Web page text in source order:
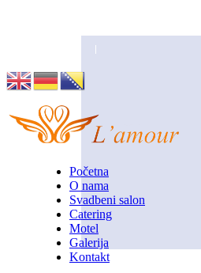
Početna
O nama
Svadbeni salon
Catering
Motel
Galerija
Kontakt